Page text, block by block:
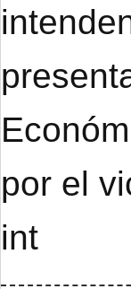
por el
int